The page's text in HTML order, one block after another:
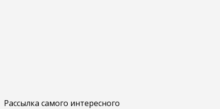
Рассылка самого интересного